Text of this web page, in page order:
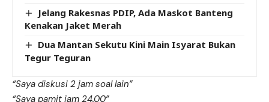
Jelang Rakesnas PDIP, Ada Maskot Banteng
Kenakan Jaket Merah
Dua Mantan Sekutu Kini Main Isyarat Bukan
Tegur Teguran
“Saya diskusi 2 jam soal lain”
“Saya pamit jam 24.00”